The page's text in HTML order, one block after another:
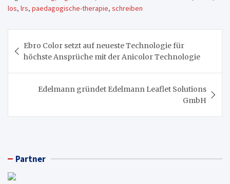
los, lrs, paedagogische-therapie, schreiben
Ebro Color setzt auf neueste Technologie für
höchste Ansprüche mit der Anicolor Technologie
Edelmann gründet Edelmann Leaflet Solutions
GmbH
Partner